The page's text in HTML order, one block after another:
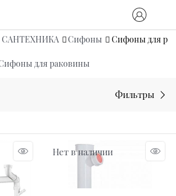
САНТЕХНИКА Сифоны Сифоны для
для раковины
Фильтры
Нет в наличии